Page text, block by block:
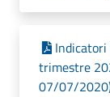
trimestre
07/07/